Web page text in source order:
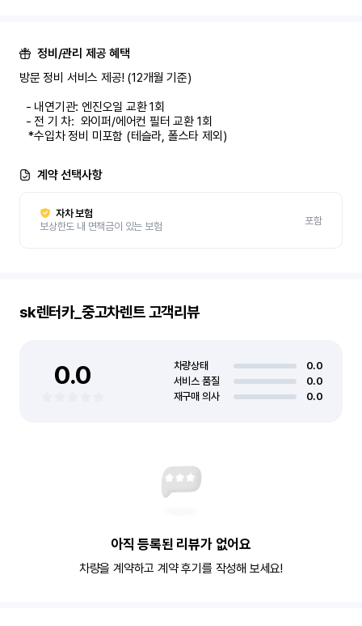
정비/관리 제공 혜택
방문 정비 서비스 제공! (12개월 기준)
   *수입차 정비 미포함 (테슬라, 폴스타 제외)
계약 선택사항
자차 보험
보상한도 내 면책금이 있는 보험
포함
sk렌터카_중고차렌트고객리뷰
0.0 차량상태
0.0
서비스 품질
0.0
재구매 의사
0.0
아직 등록된 리뷰가 없어요
차량을 계약하고 계약 후기를 작성해 보세요!